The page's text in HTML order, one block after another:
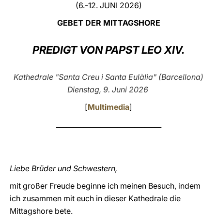
(6.-12. JUNI 2026)
GEBET DER MITTAGSHORE
PREDIGT VON PAPST LEO XIV.
Kathedrale "Santa Creu i Santa Eulàlia" (Barcellona)
Dienstag, 9. Juni 2026
[Multimedia]
Liebe Brüder und Schwestern,
mit großer Freude beginne ich meinen Besuch, indem
ich zusammen mit euch in dieser Kathedrale die
Mittagshore bete.